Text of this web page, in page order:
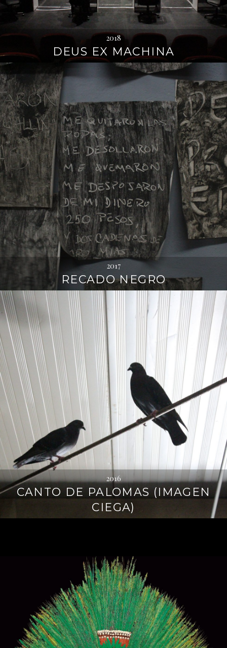
2018
DEUS EX MACHINA
2017
RECADO NEGRO
2016
CANTO DE PALOMAS (IMAGEN
CIEGA)